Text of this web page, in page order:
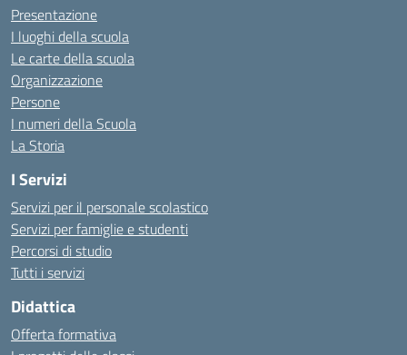
Presentazione
I luoghi della scuola
Le carte della scuola
Organizzazione
Persone
I numeri della Scuola
La Storia
I Servizi
Servizi per il personale scolastico
Servizi per famiglie e studenti
Percorsi di studio
Tutti i servizi
Didattica
Offerta formativa